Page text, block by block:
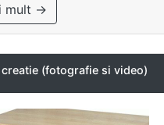
mult →
(fotografie si video)